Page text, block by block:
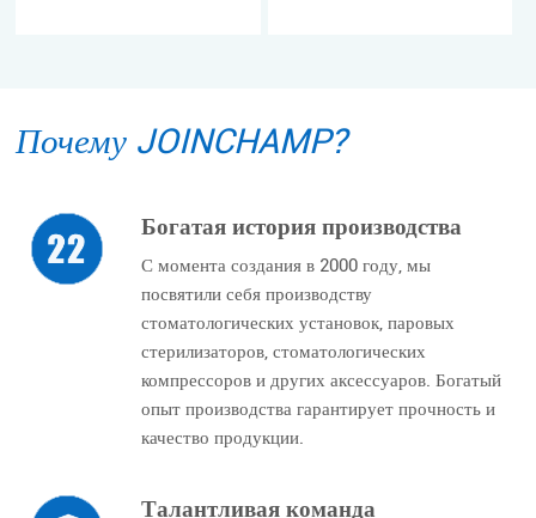
Почему JOINCHAMP?
Богатая история производства
С момента создания в 2000 году, мы
посвятили себя производству
стоматологических установок, паровых
стерилизаторов, стоматологических
компрессоров и других аксессуаров. Богатый
опыт производства гарантирует прочность и
качество продукции.
Талантливая команда